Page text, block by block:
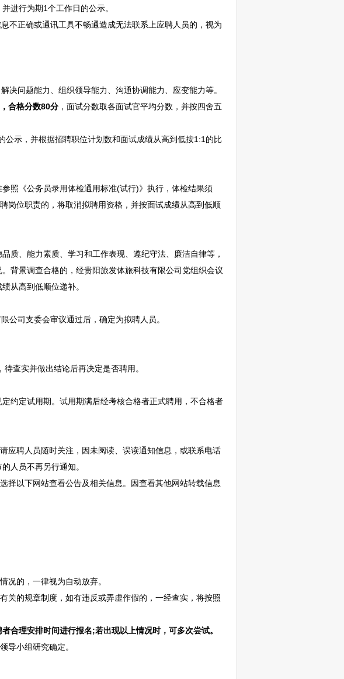
进行为期1个工作日的公示。
正确或通讯工具不畅通造成无法联系上应聘人员的，视为
问题能力、组织领导能力、沟通协调能力、应变能力等。
合格分数80分 ，面试分数取各面试官平均分数，并按四舍五
公示，并根据招聘职位计划数和面试成绩从高到低按1:1的比
照《公务员录用体检通用标准(试行)》执行，体检结果须
岗位职责的，将取消拟聘用资格，并按面试成绩从高到低顺
质、能力素质、学习和工作表现、遵纪守法、廉洁自律等，
背景调查合格的，经贵阳旅发体旅科技有限公司党组织会议
从高到低顺位递补。
公司支委会审议通过后，确定为拟聘人员。
查实并做出结论后再决定是否聘用。
定试用期。试用期满后经考核合格者正式聘用，不合格者
应聘人员随时关注，因未阅读、误读通知信息，或联系电话
人员不再另行通知。
以下网站查看公告及相关信息。因查看其他网站转载信息
的，一律视为自动放弃。
关的规章制度，如有违反或弄虚作假的，一经查实，将按照
合理安排时间进行报名;若出现以上情况时，可多次尝试。
导小组研究确定。